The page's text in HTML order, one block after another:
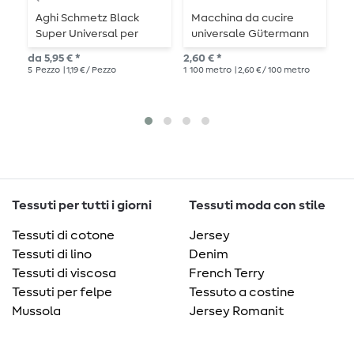
Aghi Schmetz Black
Super Universal per
macchine da cucire
da 5,95 € *
5 Pezzo | 1,19 € / Pezzo
Macchina da cucire
universale Gütermann
rPET 100m
2,60 € *
1 100 metro | 2,60 € / 100 metro
Tessuti per tutti i giorni
Tessuti di cotone
Tessuti di lino
Tessuti di viscosa
Tessuti per felpe
Mussola
Tessuti moda con stile
Jersey
Denim
French Terry
Tessuto a costine
Jersey Romanit